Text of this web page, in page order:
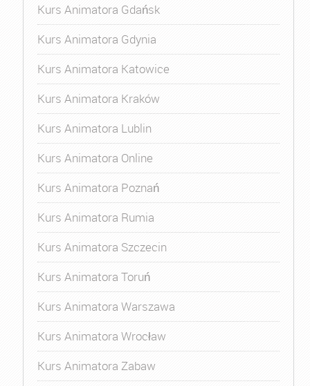
Kurs Animatora Gdańsk
Kurs Animatora Gdynia
Kurs Animatora Katowice
Kurs Animatora Kraków
Kurs Animatora Lublin
Kurs Animatora Online
Kurs Animatora Poznań
Kurs Animatora Rumia
Kurs Animatora Szczecin
Kurs Animatora Toruń
Kurs Animatora Warszawa
Kurs Animatora Wrocław
Kurs Animatora Zabaw